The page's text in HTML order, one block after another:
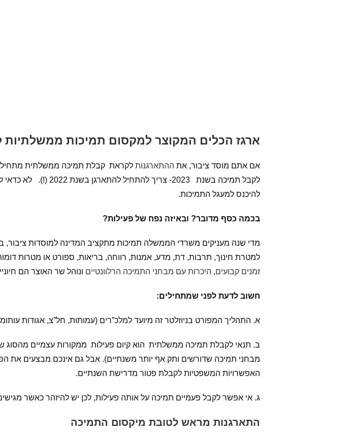
ארגז הכלים המקוצר למקסום תמיכות ממשלתיות
אם אתם מוסד ציבור, את ההתארגנות לקראת קבלת תמיכה ממשלתית
לקבל תמיכה בשנת
להיכנס למעגל התמיכות.
בכמה כסף מדובר? ובאיזה נפח של פעילות?
למטרת חינוך, תרבות, דת, מדע, אמנות, רווחה, בריאות, ספורט או מטרות
זמנים קבועים, היכרות עם מבחני התמיכה הרלוונטיים ונוהל שר האוצר הם
חשוב לדעת לפני שמתחילים:
א. התהליך המפורט בניוזלטר זה מיועד למלכ”רים (עמותות, חל”צ, אגודות
ב. תנאי לקבלת תמיכה ממשלתית הוא קיום פעילות ממקורות עצמיים
מבחני תמיכה שדורשים ותק אף יותר משנתיים). אבל גם אינכם מבצעים את
האפשרויות המשפטיות לקבלת פטור מדרישת השנתיים.
ג. אי אפשר לקבל פעמיים תמיכה על אותה פעילות, לכן יש להיזהר כאשר
התארגנות מראש לטובת מיקסום התמיכה